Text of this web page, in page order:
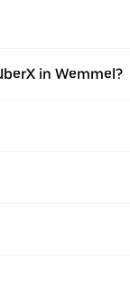
in Wemmel?